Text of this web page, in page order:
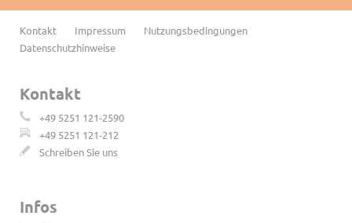
Navigation
überspringen
Kontakt Impressum
Nutzungsbedingungen
Datenschutzhinweise
Kontakt
+49 5251 121-2590
+49 5251 121-212
Schreiben Sie uns
Infos